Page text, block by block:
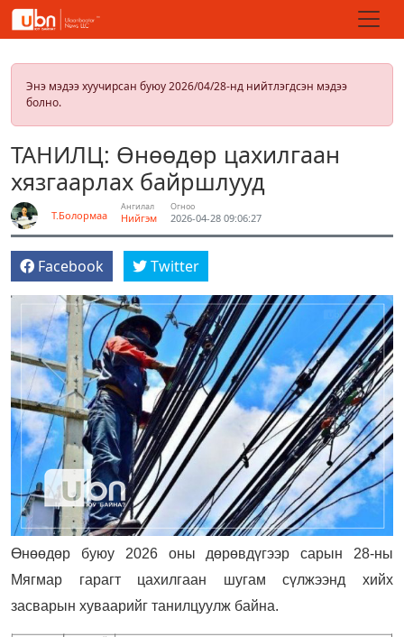
Энэ мэдээ хуучирсан буюу 2026/04/28-нд нийтлэгдсэн мэдээ
болно.
ТАНИЛЦ: Өнөөдөр цахилгаан
хязгаарлах байршлууд
Т.Болормаа
Ангилал
Нийгэм
Огноо
2026-04-28 09:06:27
Facebook Twitter
Өнөөдөр буюу 2026 оны дөрөвдүгээр сарын 28-ны
Мягмар гарагт цахилгаан шугам сүлжээнд хийх
засварын хуваарийг танилцуулж байна.